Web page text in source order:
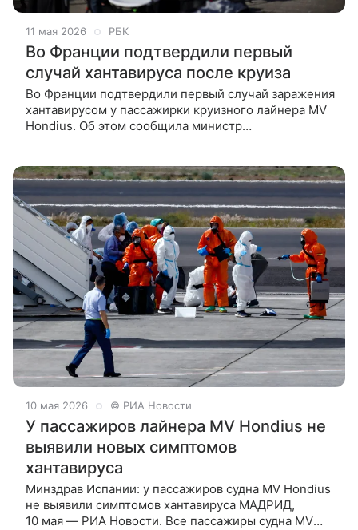
11 мая 2026 РБК
Во Франции подтвердили первый
случай хантавируса после круиза
Во Франции подтвердили первый случай заражения
хантавирусом у пассажирки круизного лайнера MV
Hondius. Об этом сообщила министр
10 мая 2026 © РИА Новости
У пассажиров лайнера MV Hondius не
выявили новых симптомов
хантавируса
Минздрав Испании: у пассажиров судна MV Hondius
не выявили симптомов хантавируса МАДРИД,
10 мая — РИА Новости. Все пассажиры судна MV